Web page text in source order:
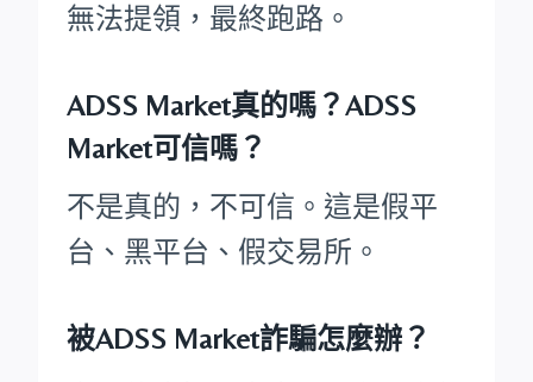
無法提領，最終跑路。
ADSS Market真的嗎？ADSS
Market可信嗎？
不是真的，不可信。這是假平
台、黑平台、假交易所。
被ADSS Market詐騙怎麼辦？